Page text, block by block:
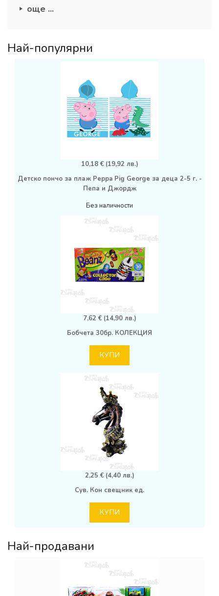
още ...
Най-популярни
10,18 € (19,92 лв.)
Детско пончо за плаж Peppa Pig George за деца 2-5 г. -
Пепа и Джордж
Без наличности
7,62 € (14,90 лв.)
Бобчета 30бр. КОЛЕКЦИЯ
КУПИ
2,25 € (4,40 лв.)
Сув. Кон свещник ед.
КУПИ
Най-продавани